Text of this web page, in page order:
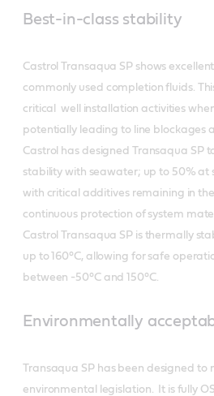
Best-in-class stability
Castrol Transaqua SP shows
commonly used completion fluids.
critical well installation activities
potentially leading to line blockages
Castrol has designed Transaqua SP
stability with seawater; up to 50% at
with critical additives remaining in
continuous protection of system
Castrol Transaqua SP is thermally
up to 160°C, allowing for safe
between -50°C and 150°C.
Environmentally
Transaqua SP has been designed to
environmental legislation. It is fully